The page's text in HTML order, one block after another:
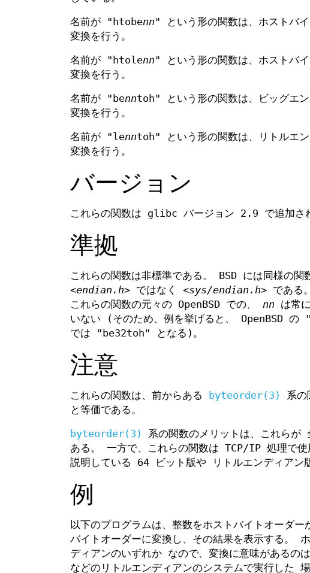
名前が "htobenn" という形の関数は、ホストバ
変換を行う。
名前が "htolenn" という形の関数は、ホストバ
変換を行う。
名前が "benntoh" という形の関数は、ビッグエ
変換を行う。
名前が "lenntoh" という形の関数は、リトルエ
変換を行う。
バージョン
これらの関数は glibc バージョン 2.9 で追加さ
準拠
これらの関数は非標準である。 BSD には同様の
<endian.h> ではなく <sys/endian.h> である
これらの関数の元々の OpenBSD での、 nn は常
いない (そのため、例を挙げると、 OpenBSD
では "be32toh" となる)。
注意
これらの関数は、前からある byteorder(3) 系の
と等価である。
byteorder(3)
系の関数のメリットは、これらが
ある。 一方で、これらの関数は TCP/IP 処理で
説明している 64 ビット版や リトルエンディアン
例
以下のプログラムは、整数をホストバイトオーダ
バイトオーダーに変換し、その結果を表示する。
ディアンのいずれか なので、変換に意味がある
などのリトルエンディアンのシステムで実行した